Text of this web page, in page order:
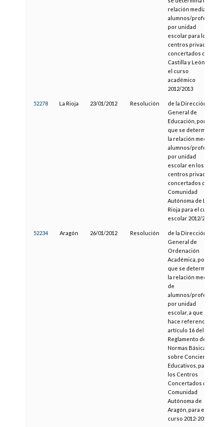
relación media
alumnos/profesor
por unidad
escolar para los
centros privados
concertados de
Castilla y León en
el curso
académico
2012/2013
52278 La Rioja 23/01/2012 Resolución
de la Dirección
General de
Educación, por la
que se determina
la relación media
alumnos/profesor
por unidad
escolar en los
centros privados
concertados de la
Comunidad
Autónoma de La
Rioja para el curso
escolar 2012/2013
52234 Aragón 26/01/2012 Resolución
de la Dirección
General de
Ordenación
Académica, por la
que se determina
la relación media
de
alumnos/profesor
por unidad
escolar, a que
hace referencia el
artículo 16 del
Reglamento de
Normas Básicas
sobre Conciertos
Educativos, para
los Centros
Concertados de la
Comunidad
Autónoma de
Aragón, para el
curso 2012-2013